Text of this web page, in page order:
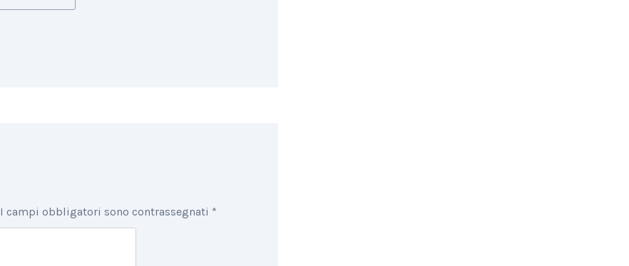
I campi obbligatori sono contrassegnati *